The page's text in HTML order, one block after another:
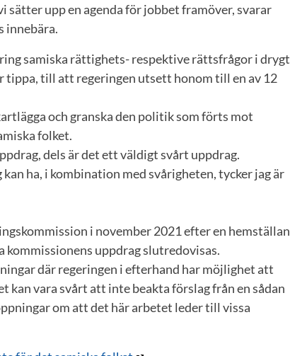
sätter upp en agenda för jobbet framöver, svarar
innebära.
samiska rättighets- respektive rättsfrågor i drygt
tippa, till att regeringen utsett honom till en av 12
och granska den politik som förts mot
folket.
dels är det ett väldigt svårt uppdrag.
ha, i kombination med svårigheten, tycker jag är
i november 2021 efter en hemställan
kommissionens uppdrag slutredovisas.
där regeringen i efterhand har möjlighet att
kan vara svårt att inte beakta förslag från en sådan
om att det här arbetet leder till vissa